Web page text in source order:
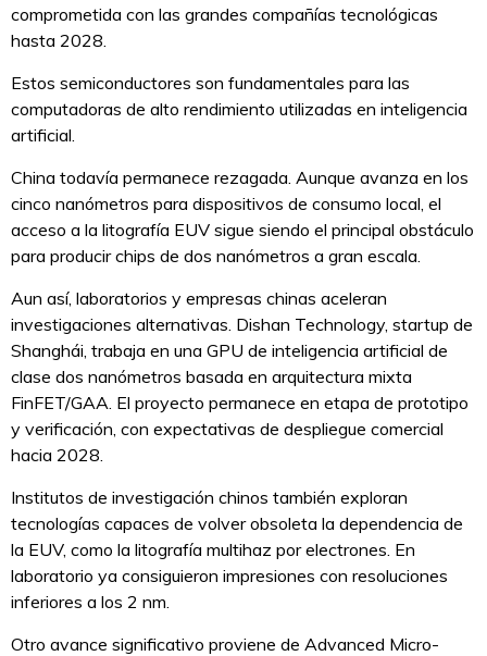
comprometida con las grandes compañías tecnológicas
hasta 2028.
Estos semiconductores son fundamentales para las
computadoras de alto rendimiento utilizadas en inteligencia
artificial.
China todavía permanece rezagada. Aunque avanza en los
cinco nanómetros para dispositivos de consumo local, el
acceso a la litografía EUV sigue siendo el principal obstáculo
para producir chips de dos nanómetros a gran escala.
Aun así, laboratorios y empresas chinas aceleran
investigaciones alternativas. Dishan Technology, startup de
Shanghái, trabaja en una GPU de inteligencia artificial de
clase dos nanómetros basada en arquitectura mixta
FinFET/GAA. El proyecto permanece en etapa de prototipo
y verificación, con expectativas de despliegue comercial
hacia 2028.
Institutos de investigación chinos también exploran
tecnologías capaces de volver obsoleta la dependencia de
la EUV, como la litografía multihaz por electrones. En
laboratorio ya consiguieron impresiones con resoluciones
inferiores a los 2 nm.
Otro avance significativo proviene de Advanced Micro-